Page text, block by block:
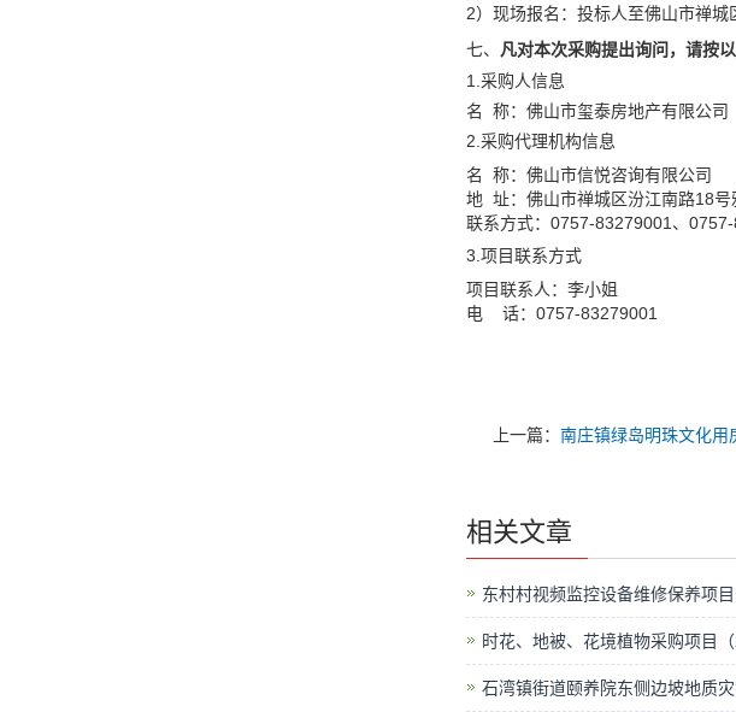
2）现场报名：投标人至佛山市禅城
七、
凡对本次采购提出询问，请按以
1.采购人信息
名 称：佛山市玺泰房地产有限公司
2.采购代理机构信息
名 称：佛山市信悦咨询有限公司
地 址：佛山市禅城区汾江南路18号
联系方式：0757-83279001、0757-
3.项目联系方式
项目联系人：李小姐
电 话：0757-83279001
上一篇： 南庄镇绿岛明珠文化用
相关文章
东村村视频监控设备维修保养项
时花、地被、花境植物采购项目（
石湾镇街道颐养院东侧边坡地质